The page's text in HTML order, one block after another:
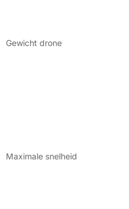
Gewicht drone
Maximale snelheid